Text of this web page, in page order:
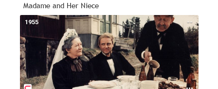
Madame and Her Niece
--
1955